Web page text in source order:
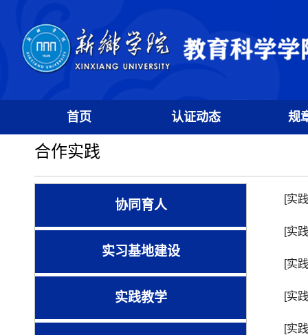
首页 认证动态 规
合作实践
协同育人
实习基地建设
实践教学
[实
[实
[实
[实
[实